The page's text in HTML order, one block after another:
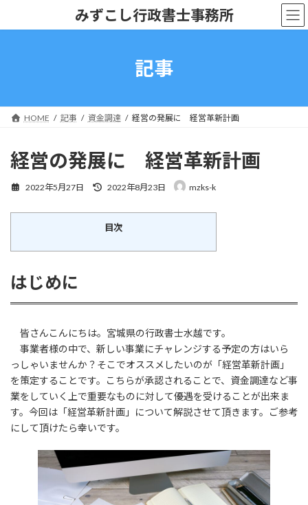
みずこし行政書士事務所
記事
HOME 記事 資金調達 経営の発展に 経営革新計画
経営の発展に 経営革新計画
2022年5月27日
最
新
日
2022年8月23日 mzks-k
目次
はじめに
皆さんこんにちは。宮城県の行政書士水越です。
事業者様の中で、新しい事業にチャレンジする予定の方はいら
っしゃいませんか？そこでオススメしたいのが「経営革新計画」
を策定することです。こちらが承認されることで、資金調達など事
業をしていく上で重要なものに対して優遇を受けることが出来ま
す。今回は「経営革新計画」について解説させて頂きます。ご参考
にして頂けたら幸いです。